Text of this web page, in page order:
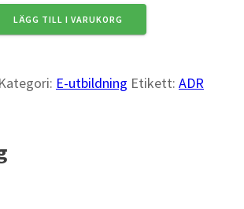
LÄGG TILL I VARUKORG
Kategori: E-utbildning Etikett: ADR